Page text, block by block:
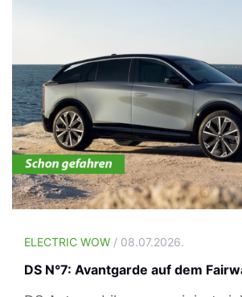
ELECTRIC WOW / 08.07.2026.
DS N°7: Avantgarde auf dem